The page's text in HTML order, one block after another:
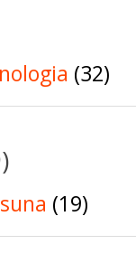
(32)
(19)